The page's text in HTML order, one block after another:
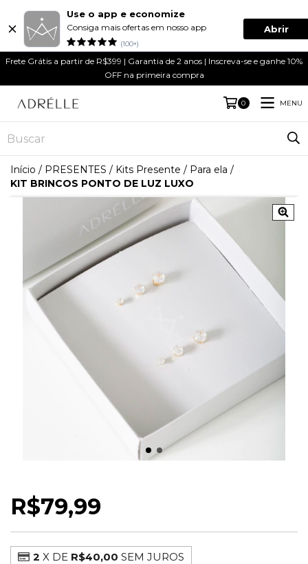
Use o app e economize
Consiga mais ofertas em nosso app
(100+)
Abrir
Frete Grátis a partir de R$399 | Garantia de 2 anos | Inscreva-se e ganhe 10%
OFF na primeira compra
0 MENU
Início / PRESENTES / Kits Presente / Para ela /
KIT BRINCOS PONTO DE LUZ LUXO
R$79,99
2 X DE R$40,00 SEM JUROS